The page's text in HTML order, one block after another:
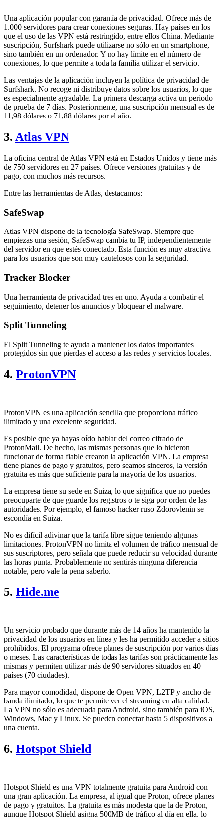
Una aplicación popular con garantía de privacidad. Ofrece más de
1.000 servidores para crear conexiones seguras. Hay países en los
que el uso de las VPN está restringido, entre ellos China. Mediante
suscripción, Surfshark puede utilizarse no sólo en un smartphone,
sino también en un ordenador. Y no hay límite en el número de
conexiones, lo que permite a toda la familia utilizar el servicio.
Las ventajas de la aplicación incluyen la política de privacidad de
Surfshark. No recoge ni distribuye datos sobre los usuarios, lo que
es especialmente agradable. La primera descarga activa un periodo
de prueba de 7 días. Posteriormente, una suscripción mensual es de
11,98 dólares o 71,88 dólares por el año.
3. Atlas VPN
La oficina central de Atlas VPN está en Estados Unidos y tiene más
de 750 servidores en 27 países. Ofrece versiones gratuitas y de
pago, con muchos más recursos.
Entre las herramientas de Atlas, destacamos:
SafeSwap
Atlas VPN dispone de la tecnología SafeSwap. Siempre que
empiezas una sesión, SafeSwap cambia tu IP, independientemente
del servidor en que estés conectado. Esta función es muy atractiva
para los usuarios que son muy cautelosos con la seguridad.
Tracker Blocker
Una herramienta de privacidad tres en uno. Ayuda a combatir el
seguimiento, detener los anuncios y bloquear el malware.
Split Tunneling
El Split Tunneling te ayuda a mantener los datos importantes
protegidos sin que pierdas el acceso a las redes y servicios locales.
4. ProtonVPN
ProtonVPN es una aplicación sencilla que proporciona tráfico
ilimitado y una excelente seguridad.
Es posible que ya hayas oído hablar del correo cifrado de
ProtonMail. De hecho, las mismas personas que lo hicieron
funcionar de forma fiable crearon la aplicación VPN. La empresa
tiene planes de pago y gratuitos, pero seamos sinceros, la versión
gratuita es más que suficiente para la mayoría de los usuarios.
La empresa tiene su sede en Suiza, lo que significa que no puedes
preocuparte de que guarde los registros o te siga por orden de las
autoridades. Por ejemplo, el famoso hacker ruso Zdorovlenin se
escondía en Suiza.
No es difícil adivinar que la tarifa libre sigue teniendo algunas
limitaciones. ProtonVPN no limita el volumen de tráfico mensual de
sus suscriptores, pero señala que puede reducir su velocidad durante
las horas punta. Probablemente no sentirás ninguna diferencia
notable, pero vale la pena saberlo.
5. Hide.me
Un servicio probado que durante más de 14 años ha mantenido la
privacidad de los usuarios en línea y les ha permitido acceder a sitios
prohibidos. El programa ofrece planes de suscripción por varios días
o meses. Las características de todas las tarifas son prácticamente las
mismas y permiten utilizar más de 90 servidores situados en 40
países (70 ciudades).
Para mayor comodidad, dispone de Open VPN, L2TP y ancho de
banda ilimitado, lo que te permite ver el streaming en alta calidad.
La VPN no sólo es adecuada para Android, sino también para iOS,
Windows, Mac y Linux. Se pueden conectar hasta 5 dispositivos a
una cuenta.
6. Hotspot Shield
Hotspot Shield es una VPN totalmente gratuita para Android con
una gran aplicación. La empresa, al igual que Proton, ofrece planes
de pago y gratuitos. La gratuita es más modesta que la de Proton,
aunque Hotspot Shield asigna 500MB de tráfico al día en ella, lo